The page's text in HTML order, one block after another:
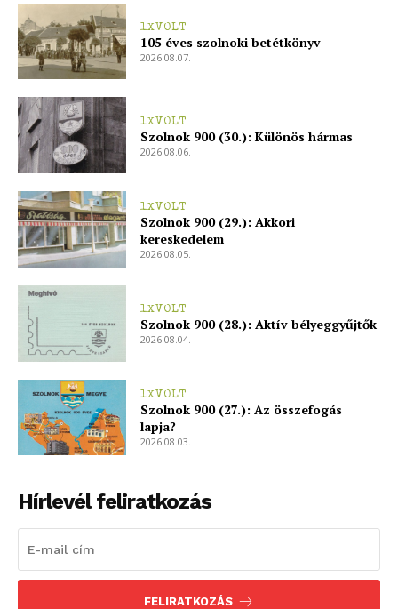
1XVOLT
105 éves szolnoki betétkönyv
2026.08.07.
1XVOLT
Szolnok 900 (30.): Különös hármas
2026.08.06.
1XVOLT
Szolnok 900 (29.): Akkori
kereskedelem
2026.08.05.
1XVOLT
Szolnok 900 (28.): Aktív bélyeggyűjtők
2026.08.04.
1XVOLT
Szolnok 900 (27.): Az összefogás
lapja?
2026.08.03.
Hírlevél feliratkozás
FELIRATKOZÁS